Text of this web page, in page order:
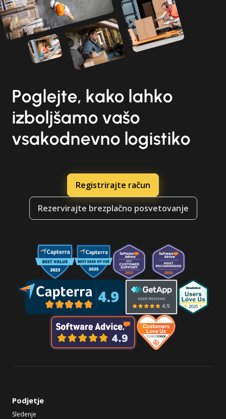
Poglejte, kako lahko
izboljšamo vašo
vsakodnevno logistiko
Registrirajte račun
Rezervirajte brezplačno posvetovanje
Podjetje
Sledenje